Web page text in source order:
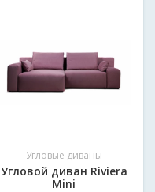
Угловые диваны
Угловой диван Riviera
Mini